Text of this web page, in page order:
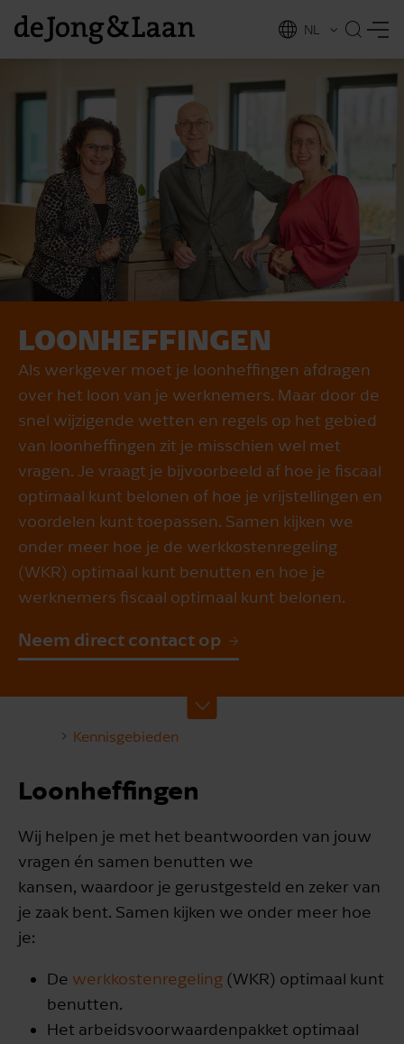
EN
NL
LOONHEFFINGEN
Als werkgever moet je loonheffingen afdragen
over het loon van je werknemers. Maar door de
snel wijzigende wetten en regels op het gebied
van loonheffingen zit je misschien wel met
vragen. Je vraagt je bijvoorbeeld af hoe je fiscaal
optimaal kunt belonen of hoe je vrijstellingen en
voordelen kunt toepassen. Samen kijken we
onder meer hoe je de werkkostenregeling
(WKR) optimaal kunt benutten en hoe je
werknemers fiscaal optimaal kunt belonen.
Neem direct contact op
Kennisgebieden
Loonheffingen
Wij helpen je met het beantwoorden van jouw
vragen én samen benutten we
kansen, waardoor je gerustgesteld en zeker van
je zaak bent. Samen kijken we onder meer hoe
je:
De werkkostenregeling (WKR) optimaal kunt
benutten.
Het arbeidsvoorwaardenpakket optimaal